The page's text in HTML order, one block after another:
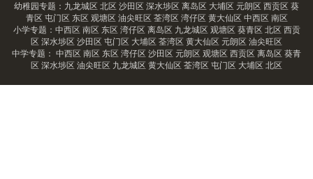
幼稚园专题： 九龙城区 北区 沙田区 深水埗区 离岛区 大埔区 元朗区 西贡区 葵
青区 屯门区 东区 观塘区 油尖旺区 荃湾区 湾仔区 黄大仙区 中西区 南区
小学专题： 中西区 南区 东区 湾仔区 离岛区 九龙城区 观塘区 葵青区 北区 西贡
区 深水埗区 沙田区 屯门区 大埔区 荃湾区 黄大仙区 元朗区 油尖旺区
中学专题： 中西区 南区 东区 湾仔区 沙田区 元朗区 观塘区 西贡区 离岛区 葵青
区 深水埗区 油尖旺区 九龙城区 黄大仙区 荃湾区 屯门区 大埔区 北区